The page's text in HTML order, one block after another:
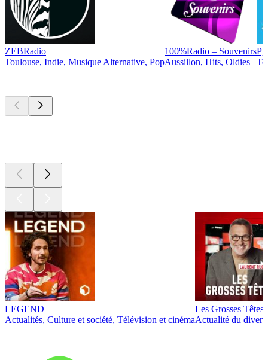
ZEBRadio
Toulouse, Indie, Musique Alternative, Pop
100%Radio – Souvenirs
Aussillon, Hits, Oldies
LEGEND
Actualités, Culture et société, Télévision et cinéma
Les Grosses Têtes
Actualité du